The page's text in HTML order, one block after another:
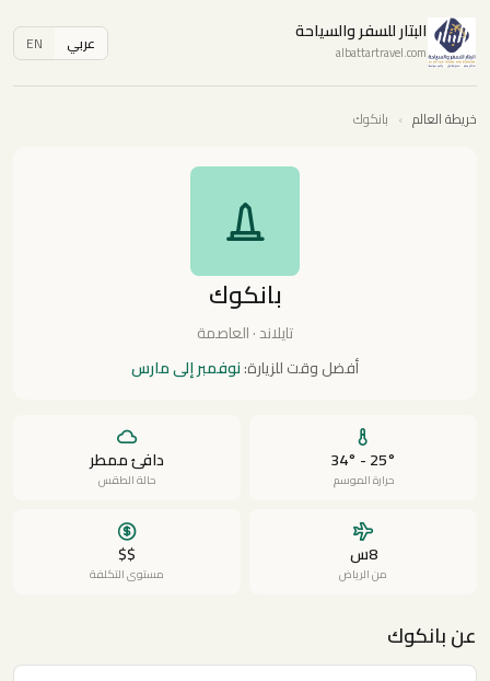
البتار للسفر والسياحة
albattartravel.com عربي EN
خريطة العالم › بانكوك
بانكوك
تايلاند · العاصمة
أفضل وقت للزيارة:نوفمبر إلى مارس
25° - 34°
حرارة الموسم
دافئ ممطر
حالة الطقس
8س
من الرياض
$$
مستوى التكلفة
عن بانكوك